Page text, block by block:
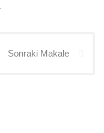
Sonraki Makale